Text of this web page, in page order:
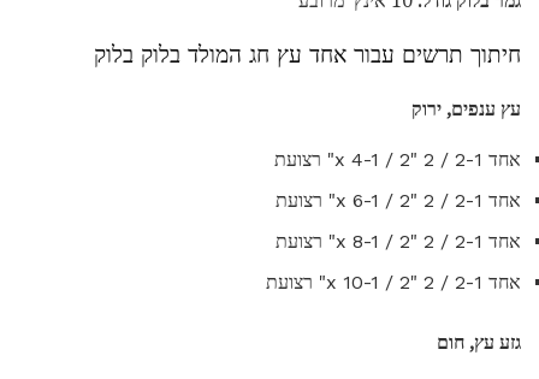
חיתוך תרשים עבור אחד עץ חג המולד בלוק בלוק
עץ ענפים, ירוק
אחד 2-1 / 2 "x 4-1 / 2" רצועת
אחד 2-1 / 2 "x 6-1 / 2" רצועת
אחד 2-1 / 2 "x 8-1 / 2" רצועת
אחד 2-1 / 2 "x 10-1 / 2" רצועת
גזע עץ, חום